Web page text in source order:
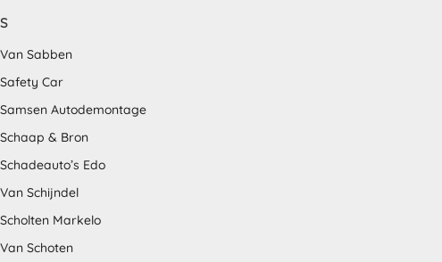
S
Van Sabben
Safety Car
Samsen Autodemontage
Schaap & Bron
Schadeauto’s Edo
Van Schijndel
Scholten Markelo
Van Schoten